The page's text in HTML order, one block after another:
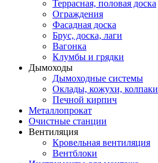
Террасная, половая доска
Ограждения
Фасадная доска
Брус, доска, лаги
Вагонка
Клумбы и грядки
Дымоходы
Дымоходные системы
Оклады, кожухи, колпаки
Печной кирпич
Металлопрокат
Очистные станции
Вентиляция
Кровельная вентиляция
Вентблоки